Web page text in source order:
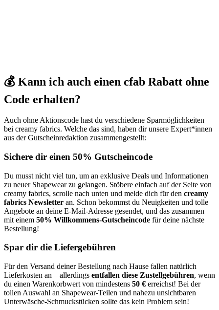
💰 Kann ich auch einen cfab Rabatt ohne
Code erhalten?
Auch ohne Aktionscode hast du verschiedene Sparmöglichkeiten
bei creamy fabrics. Welche das sind, haben dir unsere Expert*innen
aus der Gutscheinredaktion zusammengestellt:
Sichere dir einen 50% Gutscheincode
Du musst nicht viel tun, um an exklusive Deals und Informationen
zu neuer Shapewear zu gelangen. Stöbere einfach auf der Seite von
creamy fabrics, scrolle nach unten und melde dich für den creamy
fabrics Newsletter an. Schon bekommst du Neuigkeiten und tolle
Angebote an deine E-Mail-Adresse gesendet, und das zusammen
mit einem 50% Willkommens-Gutscheincode für deine nächste
Bestellung!
Spar dir die Liefergebühren
Für den Versand deiner Bestellung nach Hause fallen natürlich
Lieferkosten an – allerdings entfallen diese Zustellgebühren, wenn
du einen Warenkorbwert von mindestens 50 € erreichst! Bei der
tollen Auswahl an Shapewear-Teilen und nahezu unsichtbaren
Unterwäsche-Schmuckstücken sollte das kein Problem sein!